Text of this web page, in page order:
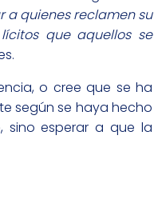
a quienes reclamen su
que aquellos se
o cree que se ha
según se haya hecho
sino esperar a que la